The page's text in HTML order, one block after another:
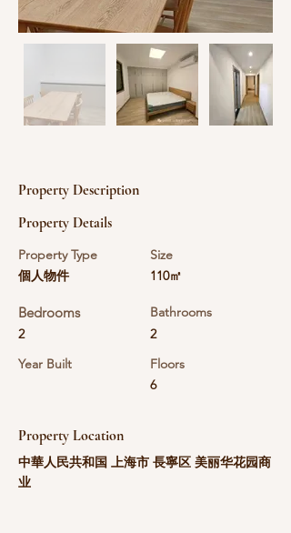
Property Description
Property Details
Property Type
個人物件
Bedrooms
2
Year Built
Size
110㎡
Bathrooms
2
Floors
6
Property Location
中華人民共和国 上海市 長寧区 美丽华花园商
业